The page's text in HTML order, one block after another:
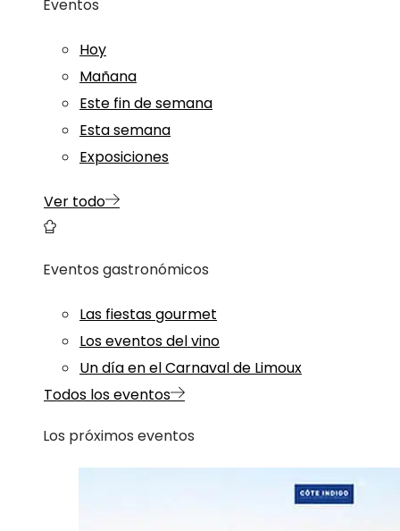
Eventos
Hoy
Mañana
Este fin de semana
Esta semana
Exposiciones
Ver todo
Eventos gastronómicos
Las fiestas gourmet
Los eventos del vino
Un día en el Carnaval de Limoux
Todos los eventos
Los próximos eventos